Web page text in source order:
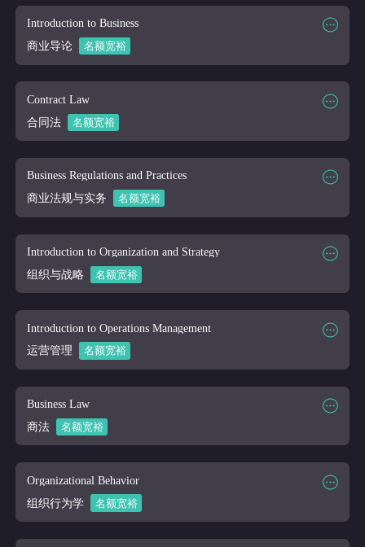
课程代码
BIOL 101
课程讲师
课程大纲
Introduction to Business
商业导论
名额宽裕
课程代码
BUS 180
课程讲师
课程大纲
Contract Law
合同法
名额宽裕
课程代码
BUS 200
课程讲师
课程大纲
Business Regulations and Practices
商业法规与实务
名额宽裕
课程代码
BUS 203
课程讲师
课程大纲
Introduction to Organization and Strategy
组织与战略
名额宽裕
课程代码
BUS 210
课程讲师
课程大纲
Introduction to Operations Management
运营管理
名额宽裕
课程代码
BUS 240
课程讲师
课程大纲
Business Law
商法
名额宽裕
课程代码
BUS 300
课程讲师
课程大纲
Organizational Behavior
组织行为学
名额宽裕